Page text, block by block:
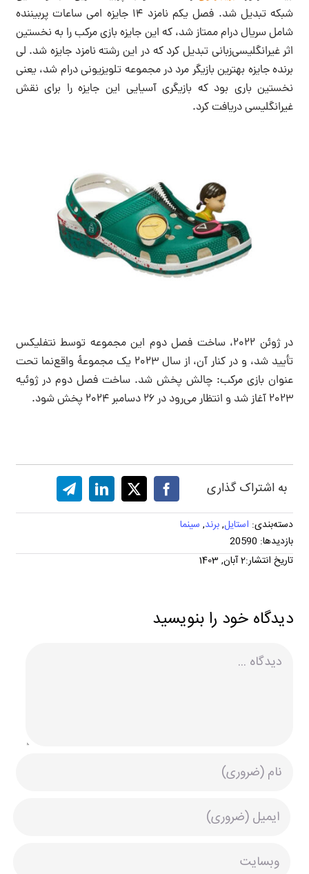
شبکه تبدیل شد. فصل یکم نامزد ۱۴ جایزه امی ساعات پربیننده
شامل سریال درام ممتاز شد، که این جایزه بازی مرکب را به نخستین
اثر غیرانگلیسی‌زبانی تبدیل کرد که در این رشته نامزد جایزه شد. لی
برنده جایزه بهترین بازیگر مرد در مجموعه تلویزیونی درام شد، یعنی
نخستین باری بود که بازیگری آسیایی این جایزه را برای نقش
غیرانگلیسی دریافت کرد.
در ژوئن ۲۰۲۲، ساخت فصل دوم این مجموعه توسط نتفلیکس
تأیید شد، و در کنار آن، از سال ۲۰۲۳ یک مجموعهٔ واقع‌نما تحت
عنوان بازی مرکب: چالش پخش شد. ساخت فصل دوم در ژوئیه
۲۰۲۳ آغاز شد و انتظار می‌رود در ۲۶ دسامبر ۲۰۲۴ پخش شود.
به اشتراک گذاری
دسته‌بندی: استایل,برند, سینما
بازدیدها: 20590
تاریخ انتشار:2 آبان, 1403
دیدگاه خود را بنویسید